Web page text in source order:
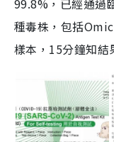
99.8%，已經通過
種毒株，包括
樣本，15分鐘知結